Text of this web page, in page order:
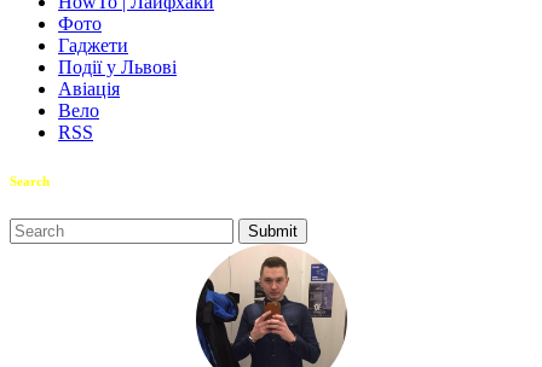
Фото
Гаджети
Події у Львові
Авіація
Вело
RSS
Search